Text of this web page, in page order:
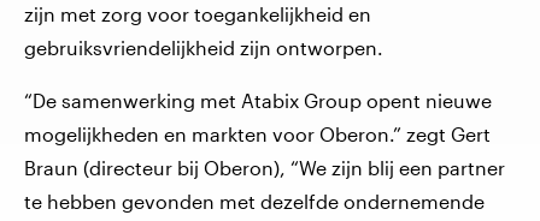
zijn met zorg voor toegankelijkheid en
gebruiksvriendelijkheid zijn ontworpen.
“De samenwerking met Atabix Group opent nieuwe
mogelijkheden en markten voor Oberon.” zegt Gert
Braun (directeur bij Oberon), “We zijn blij een partner
te hebben gevonden met dezelfde ondernemende